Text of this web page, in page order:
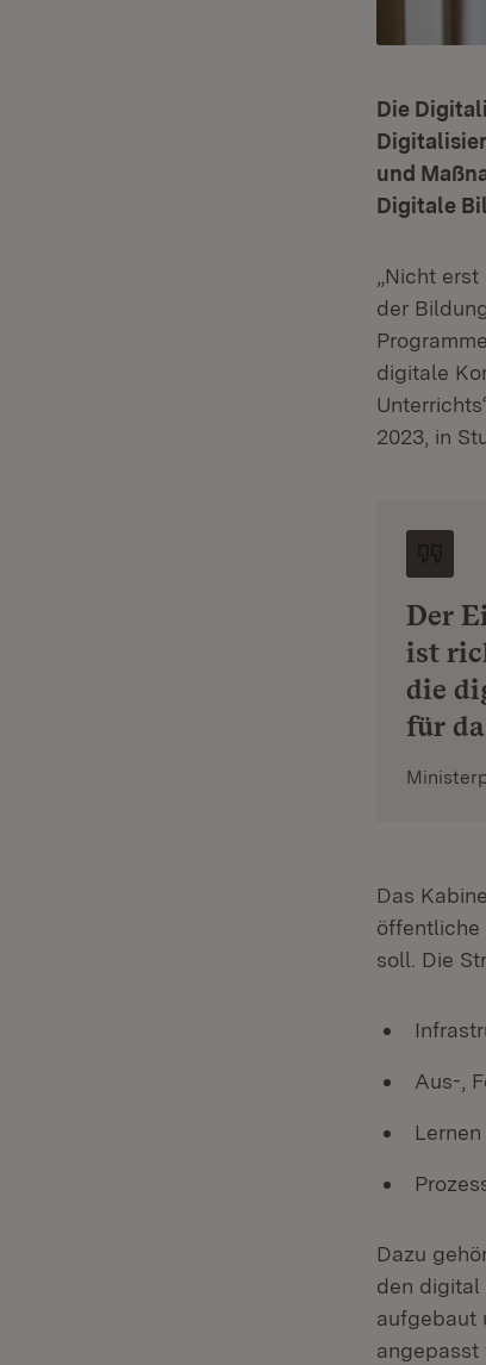
Die
und
Digitale
„Nicht
der
digitale
2023, in
Der
ist
die
für
Das
öffentliche
soll. Die
Aus-,
Dazu
den digital
aufgebaut
angepasst